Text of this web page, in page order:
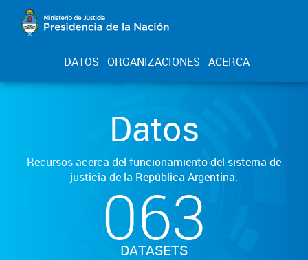
DATOS ORGANIZACIONES ACERCA
Datos
Recursos acerca del funcionamiento del sistema de
justicia de la República Argentina.
063
DATASETS